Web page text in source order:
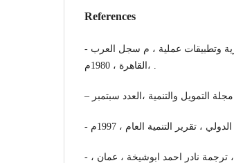
References
- محمد الجوهري ، الأنثروبولوجيا أسس نظرية وتطبيقات عملية ، م سجل العرب
التمويل والتنمية ،العدد سبتمبر
- هيئة الأمم المتحدة ، الفساد في الحكومات ، ترجمة نادر احمد ابوشيخة ، عمان ،